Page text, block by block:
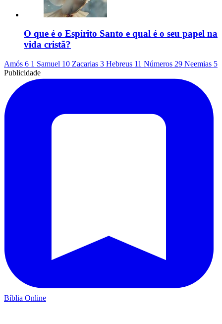
O que é o Espírito Santo e qual é o seu papel na
vida cristã?
Amós 6 1 Samuel 10 Zacarias 3 Hebreus 11 Números 29 Neemias 5
Publicidade
Bíblia Online